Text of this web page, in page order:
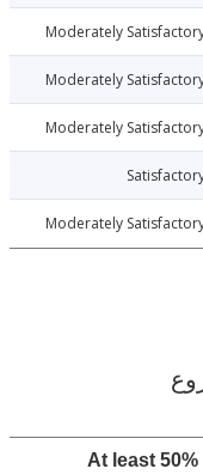
Moderately
10-22
Moderately
10-22
Moderately
10-22
Moderately
10-22
At